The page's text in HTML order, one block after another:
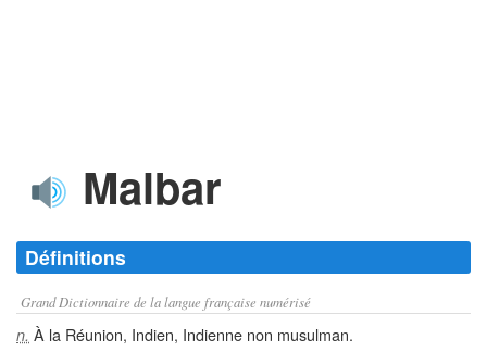
Malbar
Définitions
Grand Dictionnaire de la langue française numérisé
n. À la Réunion, Indien, Indienne non musulman.